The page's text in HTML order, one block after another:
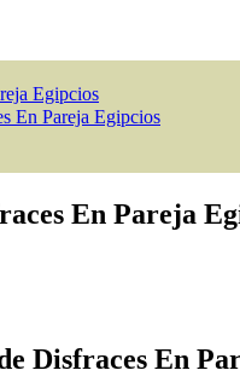
Egipcios
En Pareja Egipcios
En Pareja
Disfraces En